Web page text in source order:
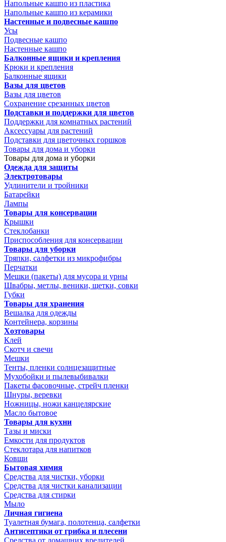
Напольные кашпо из пластика
Напольные кашпо из керамики
Настенные и подвесные кашпо
Усы
Подвесные кашпо
Настенные кашпо
Балконные ящики и крепления
Крюки и крепления
Балконные ящики
Вазы для цветов
Вазы для цветов
Сохранение срезанных цветов
Подставки и поддержки для цветов
Поддержки для комнатных растений
Аксессуары для растений
Подставки для цветочных горшков
Товары для дома и уборки
Товары для дома и уборки
Одежда для защиты
Электротовары
Удлинители и тройники
Батарейки
Лампы
Товары для консервации
Крышки
Стеклобанки
Приспособления для консервации
Товары для уборки
Тряпки, салфетки из микрофибры
Перчатки
Мешки (пакеты) для мусора и урны
Швабры, метлы, веники, щетки, совки
Губки
Товары для хранения
Вешалка для одежды
Контейнера, корзины
Хозтовары
Клей
Скотч и свечи
Мешки
Тенты, пленки солнцезащитные
Мухобойки и пылевыбивалки
Пакеты фасовочные, стрейч пленки
Шнуры, веревки
Ножницы, ножи канцелярские
Масло бытовое
Товары для кухни
Тазы и миски
Емкости для продуктов
Стеклотара для напитков
Ковши
Бытовая химия
Средства для чистки, уборки
Средства для чистки канализации
Средства для стирки
Мыло
Личная гигиена
Туалетная бумага, полотенца, салфетки
Антисептики от грибка и плесени
Средства от домашних вредителей